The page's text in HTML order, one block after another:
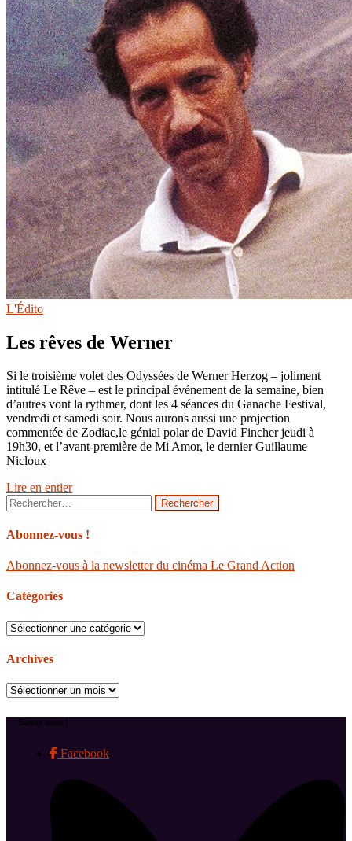
L'Édito
Les rêves de Werner
Si le troisième volet des Odyssées de Werner Herzog – joliment
intitulé Le Rêve – est le principal événement de la semaine, bien
d’autres vont la rythmer, dont les 4 séances du Ganache Festival,
vendredi et samedi soir. Nous aurons aussi une projection
commentée de Zodiac,le génial polar de David Fincher jeudi à
19h30, et l’avant-première de Mi Amor, le dernier Guillaume
Nicloux
Lire en entier
Rechercher :
Abonnez-vous !
Abonnez-vous à la newsletter du cinéma Le Grand Action
Catégories
Catégories
Archives
Archives
Suivez-nous !
Facebook